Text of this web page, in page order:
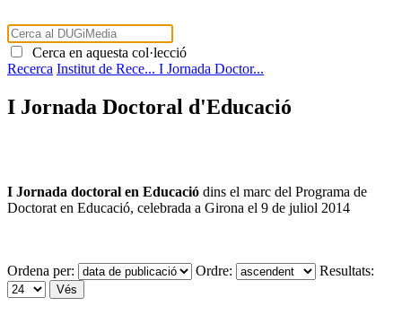
Cerca en aquesta col·lecció
Recerca Institut de Rece... I Jornada Doctor...
I Jornada Doctoral d'Educació
I Jornada doctoral en Educació dins el marc del Programa de
Doctorat en Educació, celebrada a Girona el 9 de juliol 2014
Ordena per: Ordre: Resultats: